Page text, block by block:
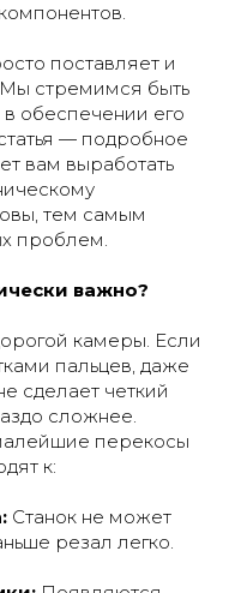
поставляет и
стремимся быть
обеспечении его
— подробное
вам выработать
тем самым
проблем.
важно?
камеры. Если
пальцев, даже
сделает четкий
сложнее.
перекосы
к:
Станок не может
резал легко.